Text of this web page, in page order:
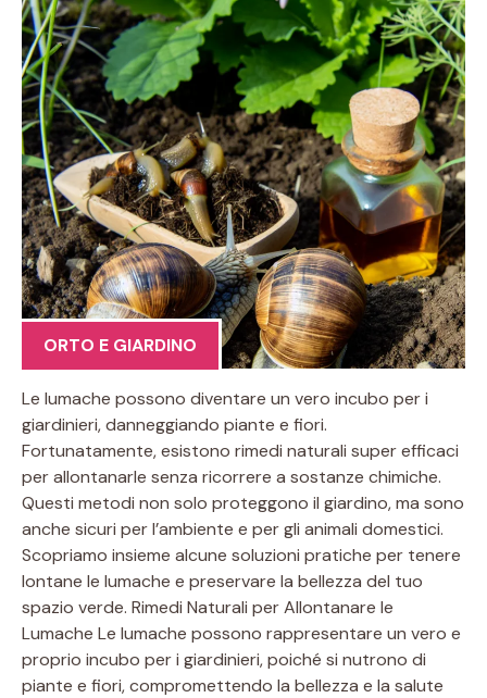
ORTO E GIARDINO
Le lumache possono diventare un vero incubo per i
giardinieri, danneggiando piante e fiori.
Fortunatamente, esistono rimedi naturali super efficaci
per allontanarle senza ricorrere a sostanze chimiche.
Questi metodi non solo proteggono il giardino, ma sono
anche sicuri per l’ambiente e per gli animali domestici.
Scopriamo insieme alcune soluzioni pratiche per tenere
lontane le lumache e preservare la bellezza del tuo
spazio verde. Rimedi Naturali per Allontanare le
Lumache Le lumache possono rappresentare un vero e
proprio incubo per i giardinieri, poiché si nutrono di
piante e fiori, compromettendo la bellezza e la salute